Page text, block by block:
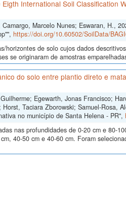
International Soil Classification
Marcelo Nunes; Eswaran, H.,
https://doi.org/10.60502/SoilData/
horizontes de solo cujos dados
se originaram de amostras
do solo entre plantio direto e
Egewarth, Jonas Francisco;
Horst, Taciara Zborowski; Samuel-Rosa,
no município de Santa Helena - PR",
nas profundidades de 0-20 cm e 80-
40-50 cm e 40-60 cm. Foram